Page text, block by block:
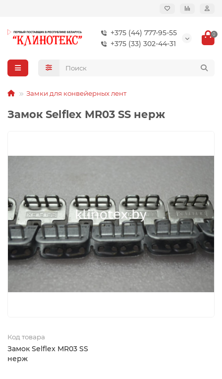
+375 (44) 777-95-55
+375 (33) 302-44-31
0
Замки для конвейерных лент
Замок Selflex MR03 SS нерж
Код товара
Замок Selflex MR03 SS
нерж